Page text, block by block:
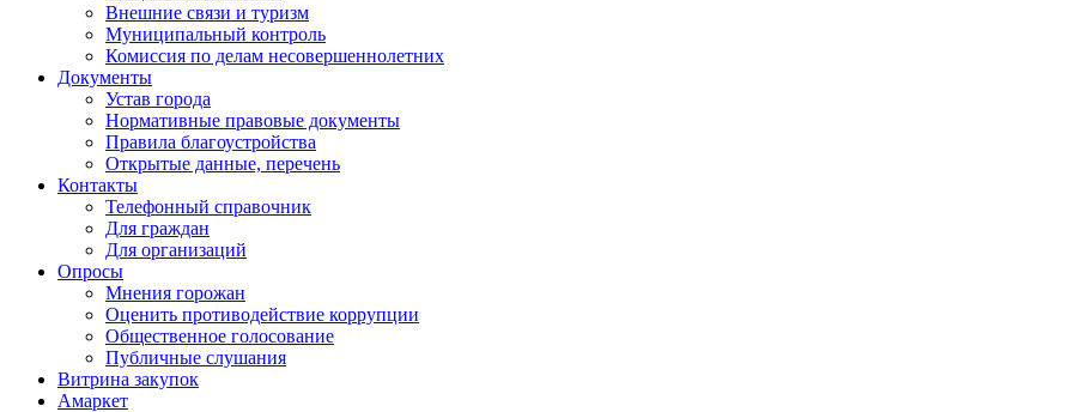
Внешние связи и туризм
Муниципальный контроль
Комиссия по делам несовершеннолетних
Документы
Устав города
Нормативные правовые документы
Правила благоустройства
Открытые данные, перечень
Контакты
Телефонный справочник
Для граждан
Для организаций
Опросы
Мнения горожан
Оценить противодействие коррупции
Общественное голосование
Публичные слушания
Витрина закупок
Амаркет